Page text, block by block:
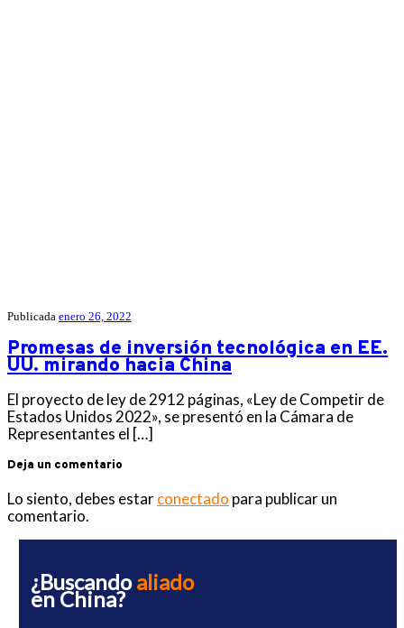
Publicada enero 26, 2022
Promesas de inversión tecnológica en EE.
UU. mirando hacia China
El proyecto de ley de 2912 páginas, «Ley de Competir de
Estados Unidos 2022», se presentó en la Cámara de
Representantes el […]
Deja un comentario
Lo siento, debes estarconectado para publicar un
comentario.
¿Buscandoaliado
en China?